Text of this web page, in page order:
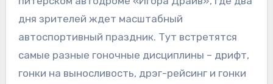
дня зрителей ждет масштабный
автоспортивный праздник. Тут встретятся
самые разные гоночные дисциплины – дрифт,
гонки на выносливость, дрэг-рейсинг и гонки